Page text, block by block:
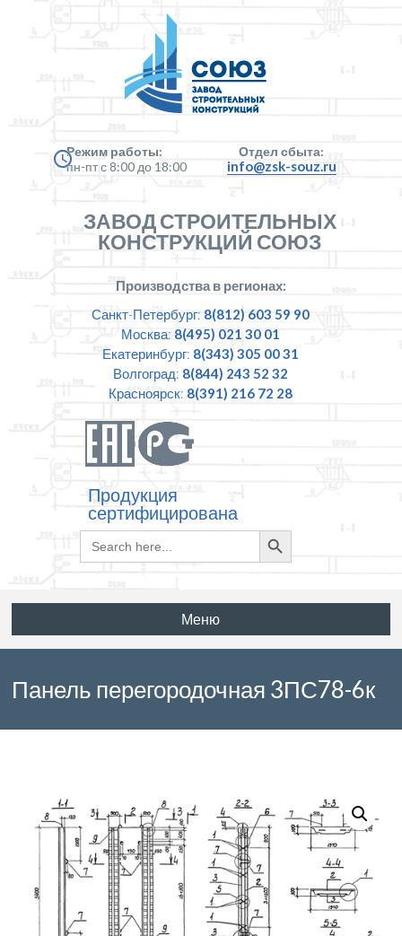
Режим работы:
пн-пт с 8:00 до 18:00
Отдел сбыта:
info@zsk-souz.ru
ЗАВОД СТРОИТЕЛЬНЫХ
КОНСТРУКЦИЙ СОЮЗ
Производства в регионах:
Санкт-Петербург: 8(812) 603 59 90
Москва: 8(495) 021 30 01
Екатеринбург: 8(343) 305 00 31
Волгоград: 8(844) 243 52 32
Красноярск: 8(391) 216 72 28
Продукция
сертифицирована
Search
for:
Search
Button
Меню
Панель перегородочная 3ПС78-6к